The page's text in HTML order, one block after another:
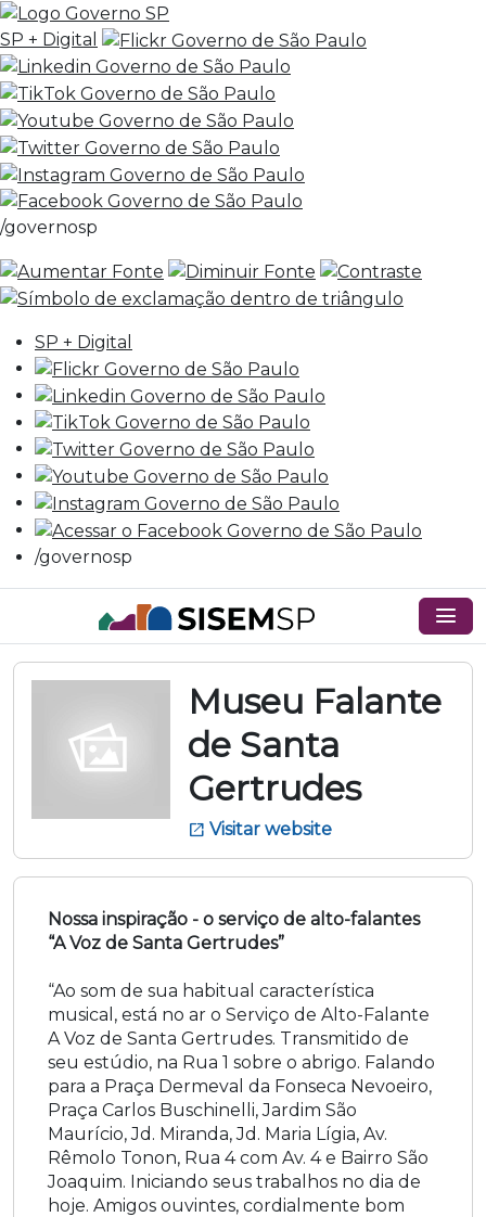
SP + Digital
/governosp
SP + Digital
/governosp
menu
Museu Falante
de Santa
Gertrudes
open_in_new Visitar website
Nossa inspiração - o serviço de alto-falantes
“A Voz de Santa Gertrudes”
“Ao som de sua habitual característica
musical, está no ar o Serviço de Alto-Falante
A Voz de Santa Gertrudes. Transmitido de
seu estúdio, na Rua 1 sobre o abrigo. Falando
para a Praça Dermeval da Fonseca Nevoeiro,
Praça Carlos Buschinelli, Jardim São
Maurício, Jd. Miranda, Jd. Maria Lígia, Av.
Rêmolo Tonon, Rua 4 com Av. 4 e Bairro São
Joaquim. Iniciando seus trabalhos no dia de
hoje. Amigos ouvintes, cordialmente bom